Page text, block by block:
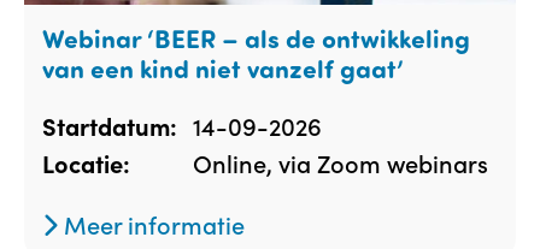
Webinar ‘BEER – als de ontwikkeling
van een kind niet vanzelf gaat’
Startdatum: 14-09-2026
Locatie:
Online, via Zoom webinars
Meer informatie